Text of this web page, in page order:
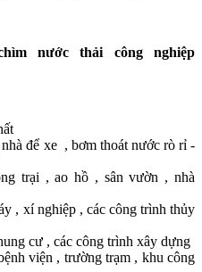
nước thải công nghiệp
để xe , bơm thoát nước rò rỉ -
trại , ao hồ , sân vườn , nhà
, xí nghiệp , các công trình thủy
cư , các công trình xây dựng
viện , trường trạm , khu công